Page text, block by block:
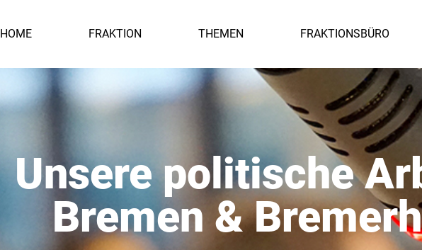
HOME FRAKTION THEMEN FRAKTIONSBÜRO
Unsere politische
Bremen &